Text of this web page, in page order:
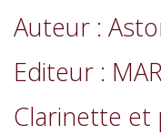
Auteur :
Editeur :
Clarinette et